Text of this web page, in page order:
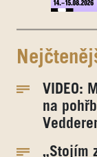
VIDEO:
na
„Stojím